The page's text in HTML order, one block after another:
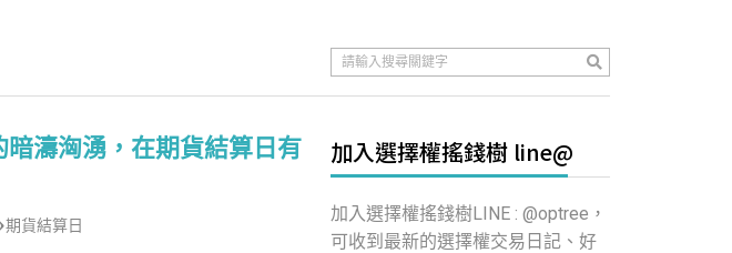
濤洶湧，在期貨結算日有
期貨結算日
加入選擇權搖錢樹 line@
加入選擇權搖錢樹LINE : @optree，
可收到最新的選擇權交易日記、好